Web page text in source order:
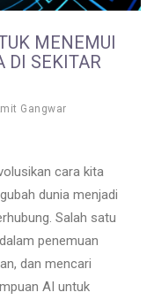
MENEMUI
DI SEKITAR
Gangwar
cara kita
dunia menjadi
Salah satu
penemuan
dan mencari
AI untuk